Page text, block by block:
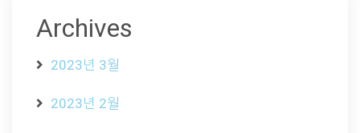
Archives
2023년 3월
2023년 2월